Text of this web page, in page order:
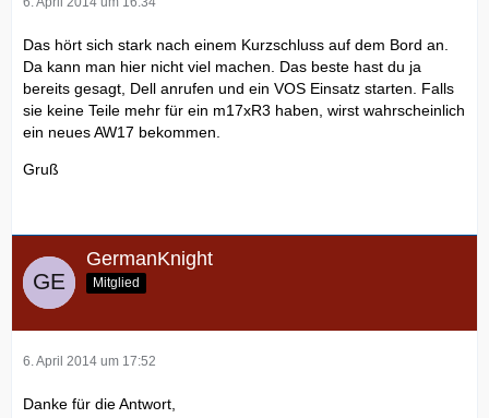
Das hört sich stark nach einem Kurzschluss auf dem Bord an.
Da kann man hier nicht viel machen. Das beste hast du ja
bereits gesagt, Dell anrufen und ein VOS Einsatz starten. Falls
sie keine Teile mehr für ein m17xR3 haben, wirst wahrscheinlich
ein neues AW17 bekommen.
Gruß
GermanKnight
Mitglied
6. April 2014 um 17:52
Danke für die Antwort,